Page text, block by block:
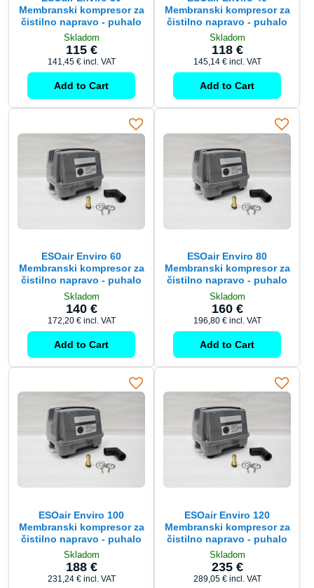
Membranski kompresor za
čistilno napravo - puhalo
Skladom
115 €
141,45 € incl. VAT
Add to Cart
Membranski kompresor za
čistilno napravo - puhalo
Skladom
118 €
145,14 € incl. VAT
Add to Cart
ESOair Enviro 60
Membranski kompresor za
čistilno napravo - puhalo
Skladom
140 €
172,20 € incl. VAT
Add to Cart
ESOair Enviro 80
Membranski kompresor za
čistilno napravo - puhalo
Skladom
160 €
196,80 € incl. VAT
Add to Cart
ESOair Enviro 100
Membranski kompresor za
čistilno napravo - puhalo
Skladom
188 €
231,24 € incl. VAT
ESOair Enviro 120
Membranski kompresor za
čistilno napravo - puhalo
Skladom
235 €
289,05 € incl. VAT